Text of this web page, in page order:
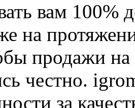
вам 100%
на
продажи
честно.
за